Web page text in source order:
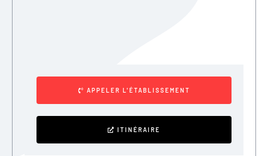
APPELER L'ÉTABLISSEMENT
ITINÉRAIRE